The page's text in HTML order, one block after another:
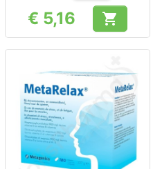
Prijs
€ 5,16 